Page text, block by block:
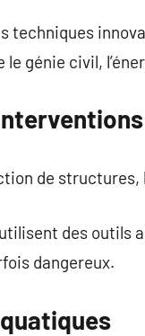
techniques
génie civil,
de
des
dangereux.